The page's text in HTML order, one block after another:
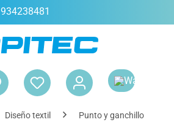
934238481
Diseño textil Punto y ganchillo